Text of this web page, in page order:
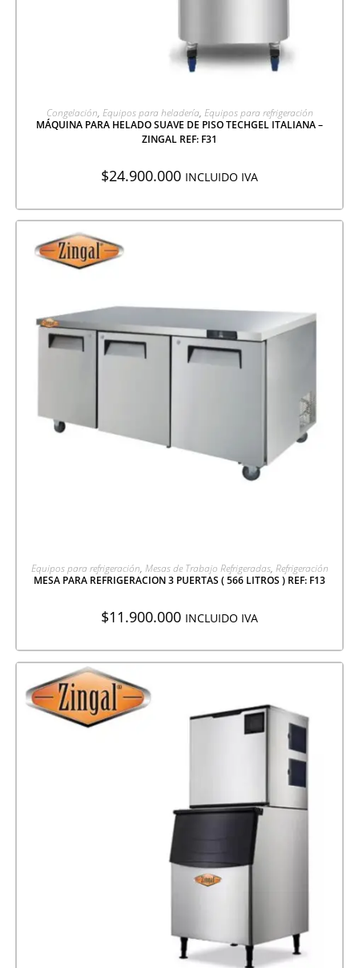
AGREGAR A COTIZACIÓN
Congelación, Equipos para heladería, Equipos para refrigeración
MÁQUINA PARA HELADO SUAVE DE PISO TECHGEL ITALIANA –
ZINGAL REF: F31
$24.900.000 INCLUIDO IVA
AGREGAR A COTIZACIÓN
Equipos para refrigeración, Mesas de Trabajo Refrigeradas, Refrigeración
MESA PARA REFRIGERACION 3 PUERTAS ( 566 LITROS ) REF: F13
$11.900.000 INCLUIDO IVA